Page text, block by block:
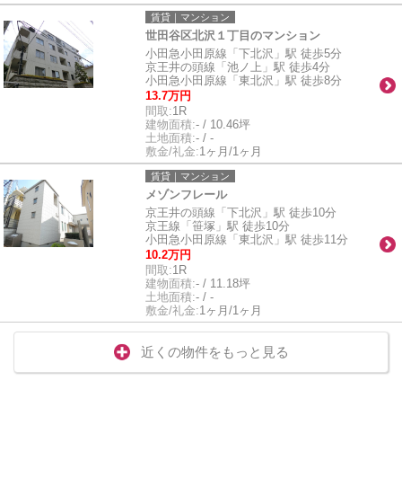
賃貸｜マンション
世田谷区北沢１丁目のマンション
小田急小田原線「下北沢」駅 徒歩5分
京王井の頭線「池ノ上」駅 徒歩4分
小田急小田原線「東北沢」駅 徒歩8分
13.7万円
間取:1R
建物面積:- / 10.46坪
土地面積:- / -
敷金/礼金:1ヶ月/1ヶ月
賃貸｜マンション
メゾンフレール
京王井の頭線「下北沢」駅 徒歩10分
京王線「笹塚」駅 徒歩10分
小田急小田原線「東北沢」駅 徒歩11分
10.2万円
間取:1R
建物面積:- / 11.18坪
土地面積:- / -
敷金/礼金:1ヶ月/1ヶ月
近くの物件をもっと見る